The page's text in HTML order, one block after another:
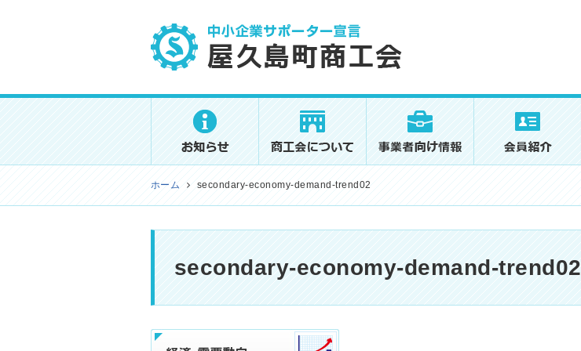
ホーム secondary-economy-demand-trend02
secondary-economy-demand-trend02